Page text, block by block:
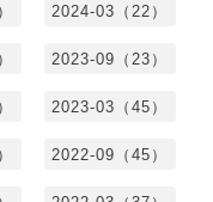
2024-03（22）
2023-09（23）
2023-03（45）
2022-09（45）